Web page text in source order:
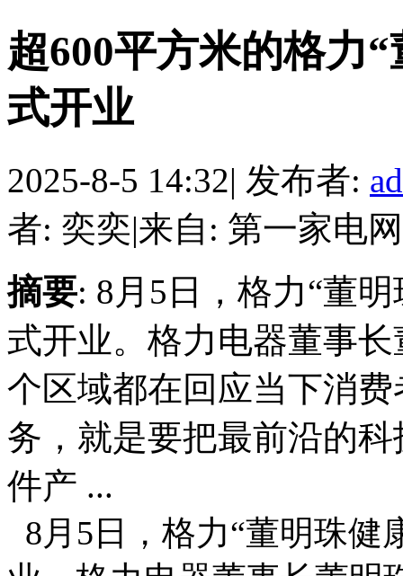
超600平方米的格力
式开业
2025-8-5 14:32| 发布者:
者: 奕奕|来自: 第一家电网
摘要: 8月5日，格力“董
式开业。格力电器董事
个区域都在回应当下消费
务，就是要把最前沿的
件产 ...
8月5日，格力“董明珠健